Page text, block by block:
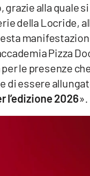
alla quale
della Locride,
Pizza
le presenze
di essere
l’edizione 2026».